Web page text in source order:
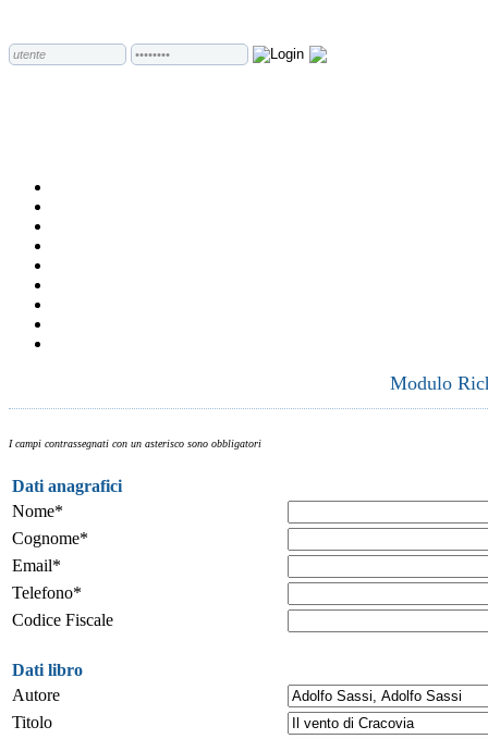
Modulo
I campi contrassegnati con un asterisco sono obbligatori
Dati anagrafici
Nome*
Cognome*
Email*
Telefono*
Codice Fiscale
Dati libro
Autore
Titolo